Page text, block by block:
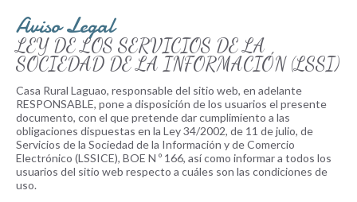
Aviso Legal
LEY DE LOS SERVICIOS DE LA
SOCIEDAD DE LA INFORMACIÓN (LSSI)
Casa Rural Laguao, responsable del sitio web, en adelante
RESPONSABLE, pone a disposición de los usuarios el presente
documento, con el que pretende dar cumplimiento a las
obligaciones dispuestas en la Ley 34/2002, de 11 de julio, de
Servicios de la Sociedad de la Información y de Comercio
Electrónico (LSSICE), BOE N º 166, así como informar a todos los
usuarios del sitio web respecto a cuáles son las condiciones de
uso.